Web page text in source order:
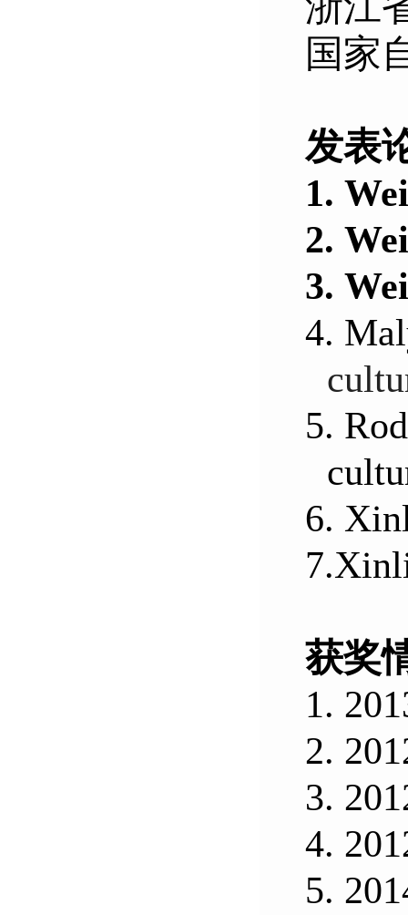
国家
发表
1.
2.
3.
4.
5.
6.
7.
获奖
1.
2.
3.
4.
5.